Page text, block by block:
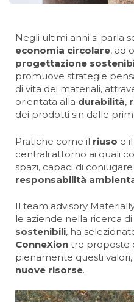
Negli ultimi anni si parla
economia circolare, ad
progettazione
promuove strategie
di vita dei materiali,
orientata alla durabilità,
dei prodotti sin dalle
Pratiche come il riuso e il
centrali attorno ai quali
spazi, capaci di coniugare
responsabilità
Il team advisory
le aziende nella ricerca di
sostenibili, ha
ConneXion tre proposte
pienamente questi
nuove risorse.